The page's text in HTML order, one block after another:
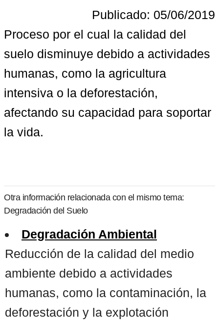
Publicado: 05/06/2019
Proceso por el cual la calidad del
suelo disminuye debido a actividades
humanas, como la agricultura
intensiva o la deforestación,
afectando su capacidad para soportar
la vida.
Otra información relacionada con el mismo tema:
Degradación del Suelo
Degradación Ambiental
Reducción de la calidad del medio
ambiente debido a actividades
humanas, como la contaminación, la
deforestación y la explotación